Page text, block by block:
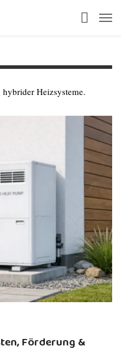
Heizsysteme.
Förderung &